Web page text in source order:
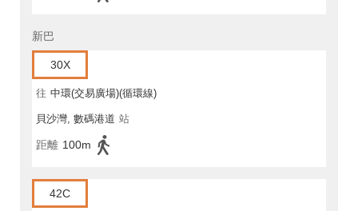
新巴
30X
往 中環(交易廣場)(循環線)
貝沙灣, 數碼港道 站
距離 100m
42C